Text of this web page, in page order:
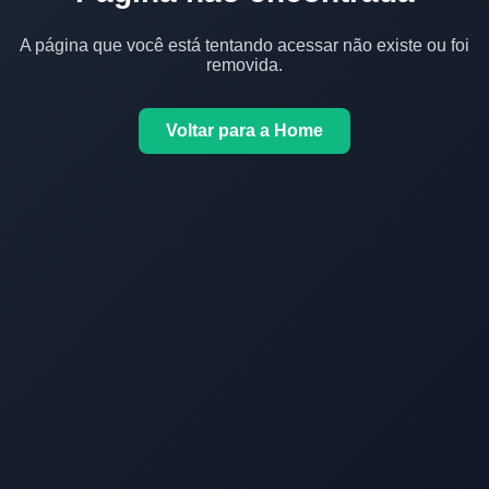
A página que você está tentando acessar não existe ou foi
removida.
Voltar para a Home